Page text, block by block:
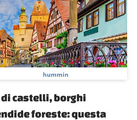
hummin
castelli, borghi
foreste: questa